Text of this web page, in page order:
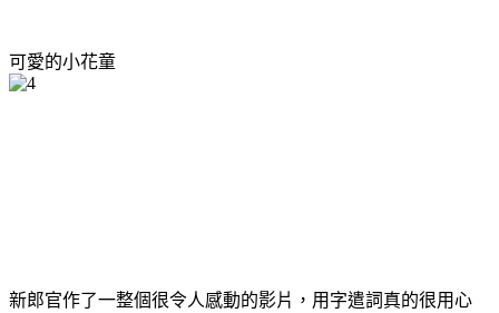
可愛的小花童
新郎官作了一整個很令人感動的影片，用字遣詞真的很用心